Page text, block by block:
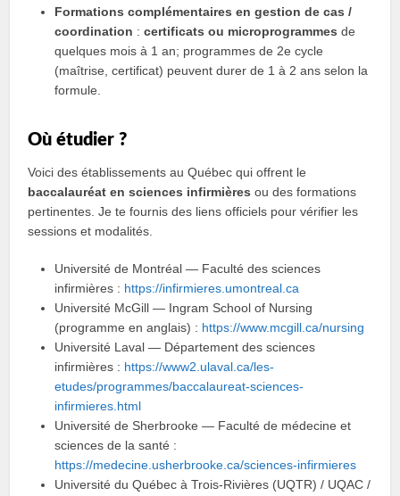
Formations complémentaires en gestion de cas /
coordination :certificats ou microprogrammes de
quelques mois à 1 an; programmes de 2e cycle
(maîtrise, certificat) peuvent durer de 1 à 2 ans selon la
formule.
Où étudier ?
Voici des établissements au Québec qui offrent le
baccalauréat en sciences infirmières ou des formations
pertinentes. Je te fournis des liens officiels pour vérifier les
sessions et modalités.
Université de Montréal — Faculté des sciences
infirmières : https://infirmieres.umontreal.ca
Université McGill — Ingram School of Nursing
(programme en anglais) : https://www.mcgill.ca/nursing
Université Laval — Département des sciences
infirmières : https://www2.ulaval.ca/les-
etudes/programmes/baccalaureat-sciences-
infirmieres.html
Université de Sherbrooke — Faculté de médecine et
sciences de la santé :
https://medecine.usherbrooke.ca/sciences-infirmieres
Université du Québec à Trois-Rivières (UQTR) / UQAC /